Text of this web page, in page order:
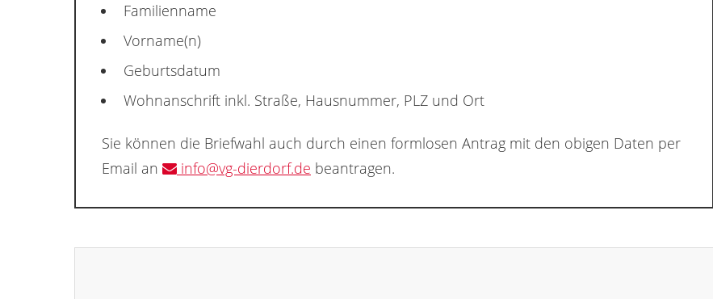
Familienname
Vorname(n)
Geburtsdatum
Wohnanschrift inkl. Straße, Hausnummer, PLZ und Ort
Sie können die Briefwahl auch durch einen formlosen Antrag mit den obigen Daten per
Email an
info@vg-dierdorf.de beantragen.